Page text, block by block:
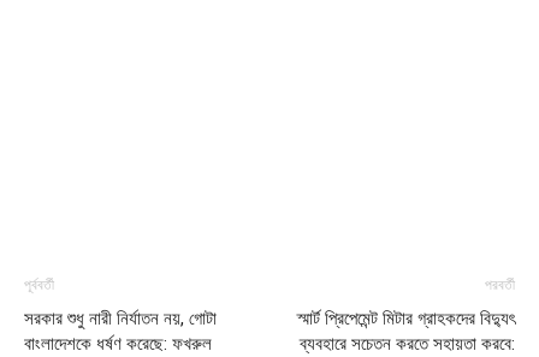
পূর্ববর্তী
সরকার শুধু নারী নির্যাতন নয়, গোটা
বাংলাদেশকে ধর্ষণ করেছে: ফখরুল
পরবর্তী
স্মার্ট প্রিপেমেন্ট মিটার গ্রাহকদের বিদ্যুৎ
ব্যবহারে সচেতন করতে সহায়তা করবে: